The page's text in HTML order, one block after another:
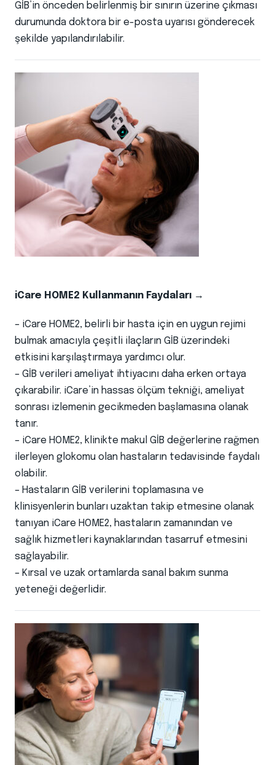
GİB’in önceden belirlenmiş bir sınırın üzerine çıkması
durumunda doktora bir e-posta uyarısı gönderecek
şekilde yapılandırılabilir.
iCare HOME2 Kullanmanın Faydaları →
– iCare HOME2, belirli bir hasta için en uygun rejimi
bulmak amacıyla çeşitli ilaçların GİB üzerindeki
etkisini karşılaştırmaya yardımcı olur.
– GİB verileri ameliyat ihtiyacını daha erken ortaya
çıkarabilir. iCare’in hassas ölçüm tekniği, ameliyat
sonrası izlemenin gecikmeden başlamasına olanak
tanır.
– iCare HOME2, klinikte makul GİB değerlerine rağmen
ilerleyen glokomu olan hastaların tedavisinde faydalı
olabilir.
– Hastaların GİB verilerini toplamasına ve
klinisyenlerin bunları uzaktan takip etmesine olanak
tanıyan iCare HOME2, hastaların zamanından ve
sağlık hizmetleri kaynaklarından tasarruf etmesini
sağlayabilir.
– Kırsal ve uzak ortamlarda sanal bakım sunma
yeteneği değerlidir.